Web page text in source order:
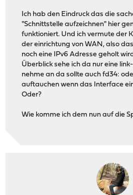
Ich hab den Eindruck das die
"Schnittstelle aufzeichnen" hier
funktioniert. Und ich vermute der
der einrichtung von WAN, also
noch eine IPv6 Adresse geholt
Überblick sehe ich da nur eine
nehme an da sollte auch fd34:
auftauchen wenn das Interface
Oder?
Wie komme ich dem nun auf die